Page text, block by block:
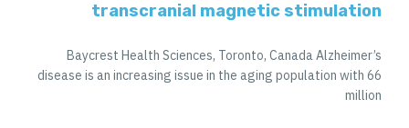
transcranial magnetic stimulation
Baycrest Health Sciences, Toronto, Canada Alzheimer’s
disease is an increasing issue in the aging population with 66
million